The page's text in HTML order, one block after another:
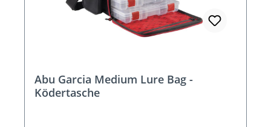
Abu Garcia Medium Lure Bag -
Ködertasche